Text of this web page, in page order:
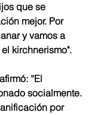
que se
mejor. Por
y vamos a
kirchnerismo".
“El
socialmente.
por